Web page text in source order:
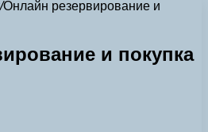
/Онлайн резервирование и
и покупка